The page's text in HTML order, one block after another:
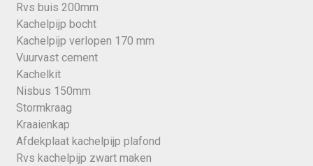
Rvs buis 200mm
Kachelpijp bocht
Kachelpijp verlopen 170 mm
Vuurvast cement
Kachelkit
Nisbus 150mm
Stormkraag
Kraaienkap
Afdekplaat kachelpijp plafond
Rvs kachelpijp zwart maken